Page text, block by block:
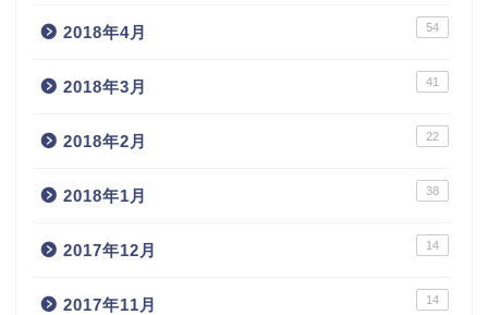
2018年4月 54
2018年3月 41
2018年2月 22
2018年1月 38
2017年12月 14
2017年11月 14